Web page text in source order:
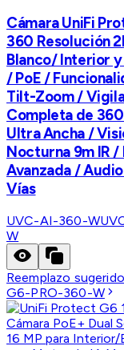
Cámara UniFi
360 Resolución
Blanco/ Interior
/ PoE /
Tilt-Zoom /
Completa de
Ultra Ancha /
Nocturna 9m IR /
Avanzada /
Vías
UVC-AI-360-W
W
Reemplazo
G6-PRO-360-W